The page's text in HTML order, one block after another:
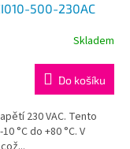
500-230AC
Skladem
Do košíku
230 VAC. Tento
°C do +80 °C. V